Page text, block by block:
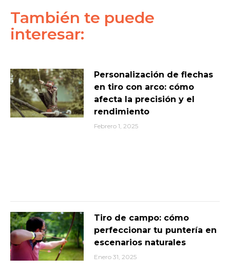
También te puede
interesar:
Personalización de flechas
en tiro con arco: cómo
afecta la precisión y el
rendimiento
Febrero 1, 2025
Tiro de campo: cómo
perfeccionar tu puntería en
escenarios naturales
Enero 31, 2025